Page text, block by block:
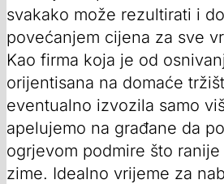
svakako može rezultirati i
povećanjem cijena za sve
Kao firma koja je od
orijentisana na domaće
eventualno izvozila samo
apelujemo na građane da
ogrjevom podmire što
zime. Idealno vrijeme za